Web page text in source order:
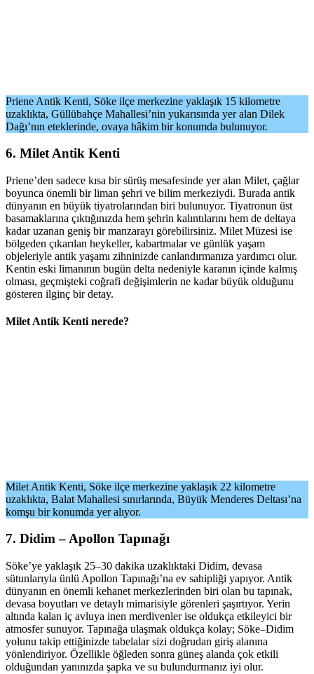
Priene Antik Kenti, Söke ilçe merkezine yaklaşık 15 kilometre
uzaklıkta, Güllübahçe Mahallesi’nin yukarısında yer alan Dilek
Dağı’nın eteklerinde, ovaya hâkim bir konumda bulunuyor.
6. Milet Antik Kenti
Priene’den sadece kısa bir sürüş mesafesinde yer alan Milet, çağlar
boyunca önemli bir liman şehri ve bilim merkeziydi. Burada antik
dünyanın en büyük tiyatrolarından biri bulunuyor. Tiyatronun üst
basamaklarına çıktığınızda hem şehrin kalıntılarını hem de deltaya
kadar uzanan geniş bir manzarayı görebilirsiniz. Milet Müzesi ise
bölgeden çıkarılan heykeller, kabartmalar ve günlük yaşam
objeleriyle antik yaşamı zihninizde canlandırmanıza yardımcı olur.
Kentin eski limanının bugün delta nedeniyle karanın içinde kalmış
olması, geçmişteki coğrafi değişimlerin ne kadar büyük olduğunu
gösteren ilginç bir detay.
Milet Antik Kenti nerede?
Milet Antik Kenti, Söke ilçe merkezine yaklaşık 22 kilometre
uzaklıkta, Balat Mahallesi sınırlarında, Büyük Menderes Deltası’na
komşu bir konumda yer alıyor.
7. Didim – Apollon Tapınağı
Söke’ye yaklaşık 25–30 dakika uzaklıktaki Didim, devasa
sütunlarıyla ünlü Apollon Tapınağı’na ev sahipliği yapıyor. Antik
dünyanın en önemli kehanet merkezlerinden biri olan bu tapınak,
devasa boyutları ve detaylı mimarisiyle görenleri şaşırtıyor. Yerin
altında kalan iç avluya inen merdivenler ise oldukça etkileyici bir
atmosfer sunuyor. Tapınağa ulaşmak oldukça kolay; Söke–Didim
yolunu takip ettiğinizde tabelalar sizi doğrudan giriş alanına
yönlendiriyor. Özellikle öğleden sonra güneş alanda çok etkili
olduğundan yanınızda şapka ve su bulundurmanız iyi olur.